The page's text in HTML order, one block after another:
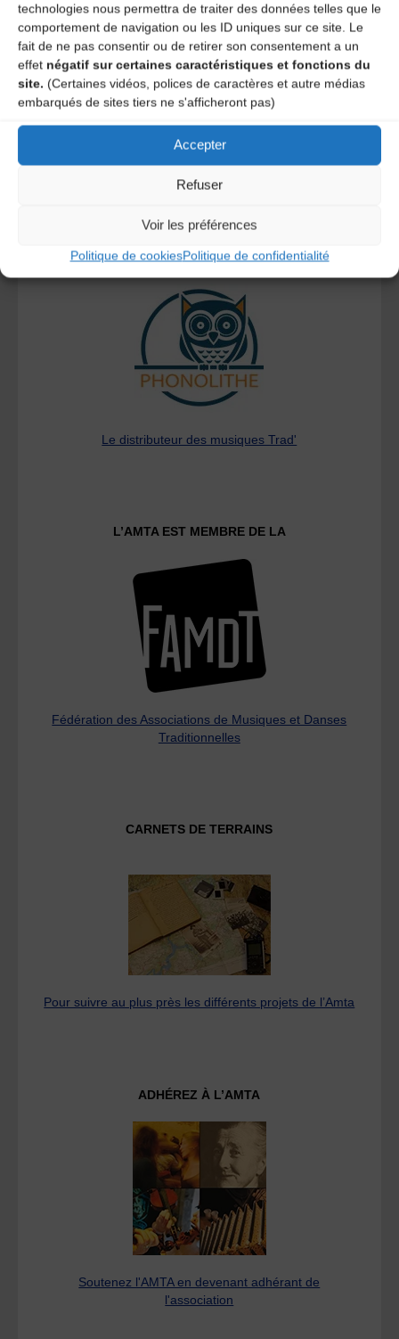
technologies nous permettra de traiter des données telles que le
comportement de navigation ou les ID uniques sur ce site. Le
fait de ne pas consentir ou de retirer son consentement a un
effet négatif sur certaines caractéristiques et fonctions du
site. (Certaines vidéos, polices de caractères et autre médias
embarqués de sites tiers ne s'afficheront pas)
Accepter
Refuser
Voir les préférences
Politique de cookiesPolitique de confidentialité
Ce site utilise Akismet pour réduire les indésirables.En
savoir plus sur la façon dont les données de vos
commentaires sont traitées.
A DECOUVRIR :
Le distributeur des musiques Trad'
L’AMTA EST MEMBRE DE LA
Fédération des Associations de Musiques et Danses
Traditionnelles
CARNETS DE TERRAINS
Pour suivre au plus près les différents projets de l’Amta
ADHÉREZ À L’AMTA
Soutenez l'AMTA en devenant adhérant de
l'association